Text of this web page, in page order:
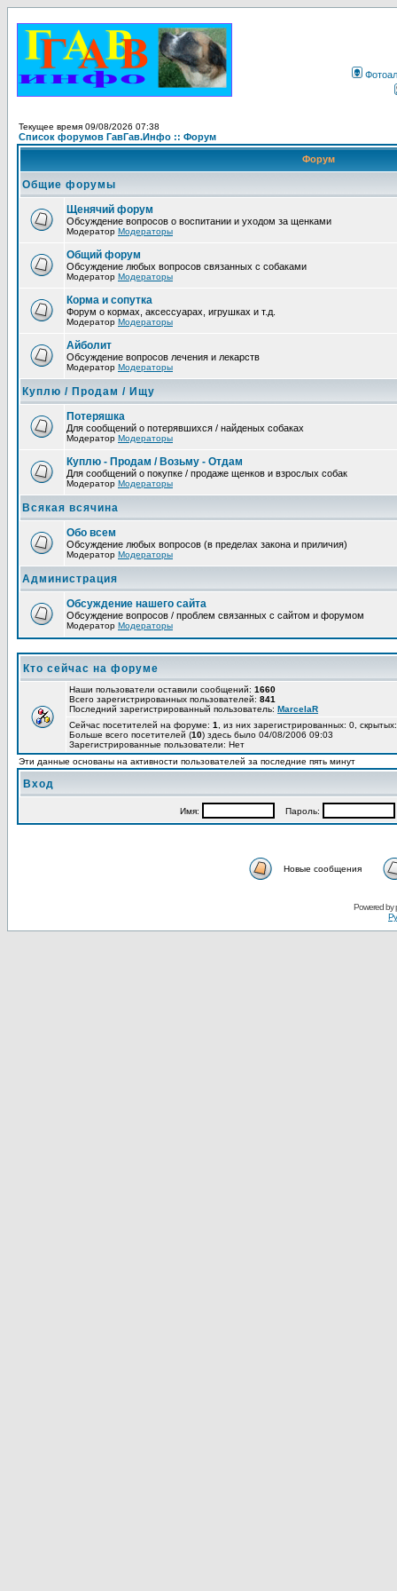
Текущее время 09/08/2026 07:38
Список форумов ГавГав.Инфо :: Форум
Форум
Общие форумы
Щенячий форум
Обсуждение вопросов о воспитании и уходом за щенками
Модератор Модераторы
Общий форум
Обсуждение любых вопросов связанных с собаками
Модератор Модераторы
Корма и сопутка
Форум о кормах, аксессуарах, игрушках и т.д.
Модератор Модераторы
Айболит
Обсуждение вопросов лечения и лекарств
Модератор Модераторы
Куплю / Продам / Ищу
Потеряшка
Для сообщений о потерявшихся / найденых собаках
Модератор Модераторы
Куплю - Продам / Возьму - Отдам
Для сообщений о покупке / продаже щенков и взрослых собак
Модератор Модераторы
Всякая всячина
Обо всем
Обсуждение любых вопросов (в пределах закона и приличия)
Модератор Модераторы
Администрация
Обсуждение нашего сайта
Обсуждение вопросов / проблем связанных с сайтом и форумом
Модератор Модераторы
Кто сейчас на форуме
Наши пользователи оставили сообщений: 1660
Всего зарегистрированных пользователей: 841
Последний зарегистрированный пользователь: MarcelaR
Сейчас посетителей на форуме: 1
, из них зарегистрированных: 0,
Больше всего посетителей (10) здесь было 04/08/2006 09:03
Зарегистрированные пользователи: Нет
Эти данные основаны на активности пользователей за последние пять минут
Вход
Имя: Пароль:
Новые сообщения
Powered by